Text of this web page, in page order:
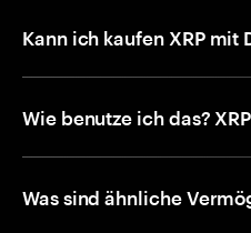
Kann ich kaufen XRP mit
Wie benutze ich das?
Was sind ähnliche